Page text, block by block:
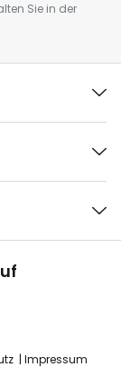
Sie in der
Impressum